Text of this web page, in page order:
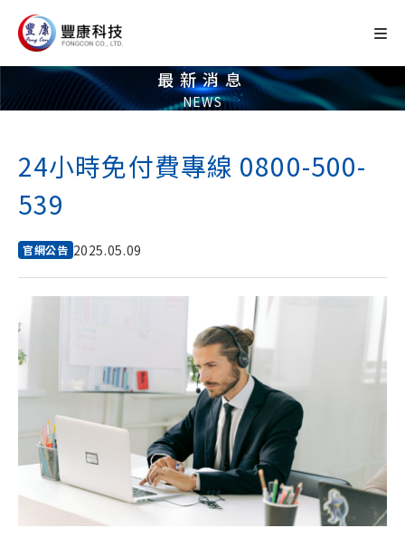
最新消息
NEWS
24小時免付費專線 0800-500-
539
官網公告 2025.05.09